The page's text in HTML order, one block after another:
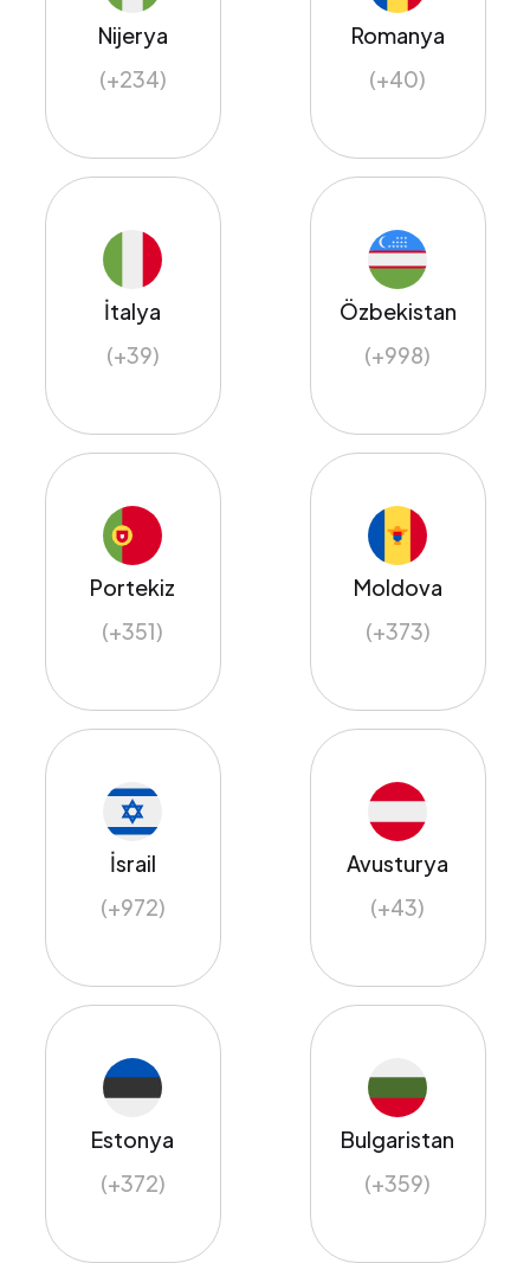
Nijerya
(+234)
Romanya
(+40)
İtalya
(+39)
Özbekistan
(+998)
Portekiz
(+351)
Moldova
(+373)
İsrail
(+972)
Avusturya
(+43)
Estonya
(+372)
Bulgaristan
(+359)